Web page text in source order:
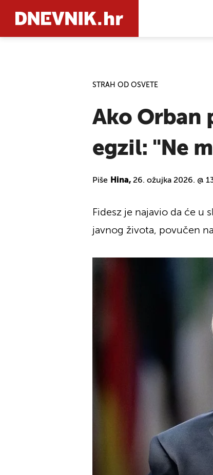
STRAH OD OSVETE
Ako Orban
egzil: "Ne
Piše Hina, 26. ožujka 2026. @
Fidesz je najavio da će u
javnog života, povučen